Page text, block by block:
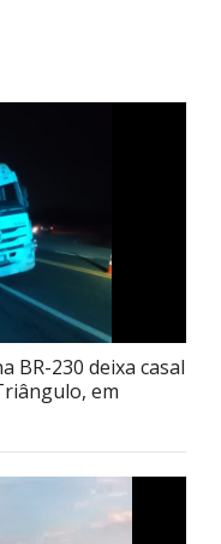
BR-230 deixa casal
em